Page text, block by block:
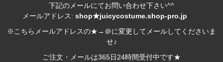
下記のメールにてお問い合わせ下さい^^
メールアドレス: shop★juicycostume.shop-pro.jp
※こちらメールアドレスの★→＠に変更してメールしてくださいま
せ♪
ご注文・メールは365日24時間受付中です★